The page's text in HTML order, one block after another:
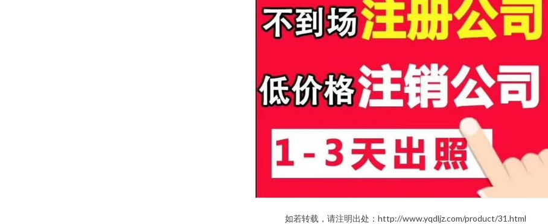
如若转载，请注明出处：http://www.yqdljz.com/product/31.html